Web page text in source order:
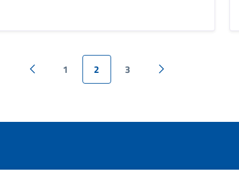
Pagina precedente
1 2 3
Pagina successiva